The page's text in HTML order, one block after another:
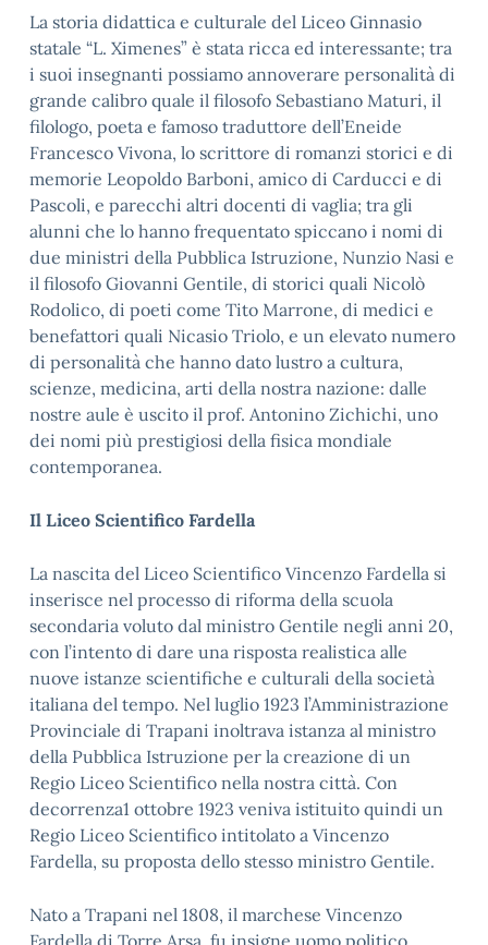
La storia didattica e culturale del Liceo Ginnasio
statale “L. Ximenes” è stata ricca ed interessante; tra
i suoi insegnanti possiamo annoverare personalità di
grande calibro quale il filosofo Sebastiano Maturi, il
filologo, poeta e famoso traduttore dell’Eneide
Francesco Vivona, lo scrittore di romanzi storici e di
memorie Leopoldo Barboni, amico di Carducci e di
Pascoli, e parecchi altri docenti di vaglia; tra gli
alunni che lo hanno frequentato spiccano i nomi di
due ministri della Pubblica Istruzione, Nunzio Nasi e
il filosofo Giovanni Gentile, di storici quali Nicolò
Rodolico, di poeti come Tito Marrone, di medici e
benefattori quali Nicasio Triolo, e un elevato numero
di personalità che hanno dato lustro a cultura,
scienze, medicina, arti della nostra nazione: dalle
nostre aule è uscito il prof. Antonino Zichichi, uno
dei nomi più prestigiosi della fisica mondiale
contemporanea.
Il Liceo Scientifico Fardella
La nascita del Liceo Scientifico Vincenzo Fardella si
inserisce nel processo di riforma della scuola
secondaria voluto dal ministro Gentile negli anni 20,
con l’intento di dare una risposta realistica alle
nuove istanze scientifiche e culturali della società
italiana del tempo. Nel luglio 1923 l’Amministrazione
Provinciale di Trapani inoltrava istanza al ministro
della Pubblica Istruzione per la creazione di un
Regio Liceo Scientifico nella nostra città. Con
decorrenza1 ottobre 1923 veniva istituito quindi un
Regio Liceo Scientifico intitolato a Vincenzo
Fardella, su proposta dello stesso ministro Gentile.
Nato a Trapani nel 1808, il marchese Vincenzo
Fardella di Torre Arsa, fu insigne uomo politico,